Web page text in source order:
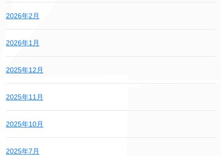
2026年2月
2026年1月
2025年12月
2025年11月
2025年10月
2025年7月